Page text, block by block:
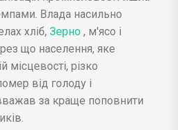
Влада насильно
хліб, Зерно , м'ясо і
що населення, яке
місцевості, різко
від голоду і
за краще поповнити